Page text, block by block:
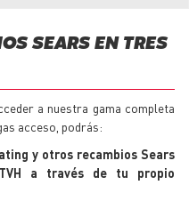
SEARS EN TRES
a nuestra gama completa
acceso, podrás:
y otros recambios Sears
a través de tu propio